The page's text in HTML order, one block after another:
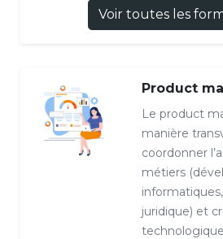
Voir toutes les
Product
Le product
manière
coordonner
métiers
juridique) et